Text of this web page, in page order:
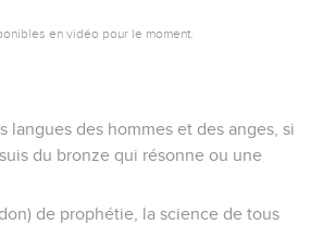
en vidéo pour le moment.
langues des hommes et des anges, si
suis du bronze qui résonne ou une
de prophétie, la science de tous